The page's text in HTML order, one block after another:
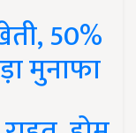
50%
मुनाफा